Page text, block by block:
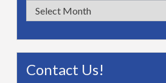
Archives
Contact Us!